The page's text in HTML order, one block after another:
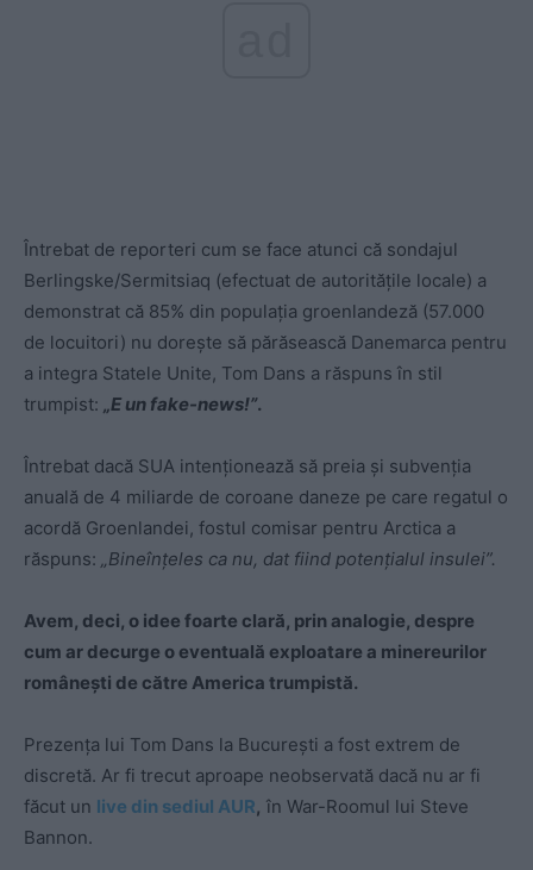
Întrebat de reporteri cum se face atunci că sondajul
Berlingske/Sermitsiaq (efectuat de autoritățile locale) a
demonstrat că 85% din populația groenlandeză (57.000
de locuitori) nu dorește să părăsească Danemarca pentru
a integra Statele Unite, Tom Dans a răspuns în stil
trumpist: „E un fake-news!”.
Întrebat dacă SUA intenționează să preia și subvenția
anuală de 4 miliarde de coroane daneze pe care regatul o
acordă Groenlandei, fostul comisar pentru Arctica a
răspuns: „Bineînțeles ca nu, dat fiind potențialul insulei”.
Avem, deci, o idee foarte clară, prin analogie, despre
cum ar decurge o eventuală exploatare a minereurilor
românești de către America trumpistă.
Prezența lui Tom Dans la București a fost extrem de
discretă. Ar fi trecut aproape neobservată dacă nu ar fi
făcut un live din sediul AUR, în War-Roomul lui Steve
Bannon.